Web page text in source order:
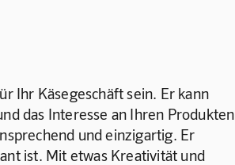
Ihr Käsegeschäft sein. Er kann
das Interesse an Ihren Produkten
und einzigartig. Er
ist. Mit etwas Kreativität und